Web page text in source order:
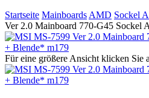
Startseite Mainboards AMD Sockel
Ver 2.0 Mainboard 770-G45
Für eine größere Ansicht klicken Sie